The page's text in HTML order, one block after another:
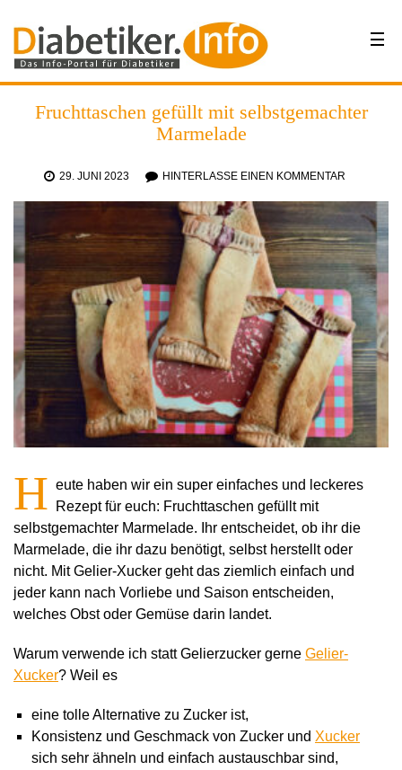
Fruchttaschen gefüllt mit selbstgemachter
Marmelade
29. JUNI 2023 HINTERLASSE EINEN KOMMENTAR
H eute haben wir ein super einfaches und leckeres
Rezept für euch: Fruchttaschen gefüllt mit
selbstgemachter Marmelade. Ihr entscheidet, ob ihr die
Marmelade, die ihr dazu benötigt, selbst herstellt oder
nicht. Mit Gelier-Xucker geht das ziemlich einfach und
jeder kann nach Vorliebe und Saison entscheiden,
welches Obst oder Gemüse darin landet.
Warum verwende ich statt Gelierzucker gerne Gelier-
Xucker? Weil es
eine tolle Alternative zu Zucker ist,
Konsistenz und Geschmack von Zucker und Xucker
sich sehr ähneln und einfach austauschbar sind,